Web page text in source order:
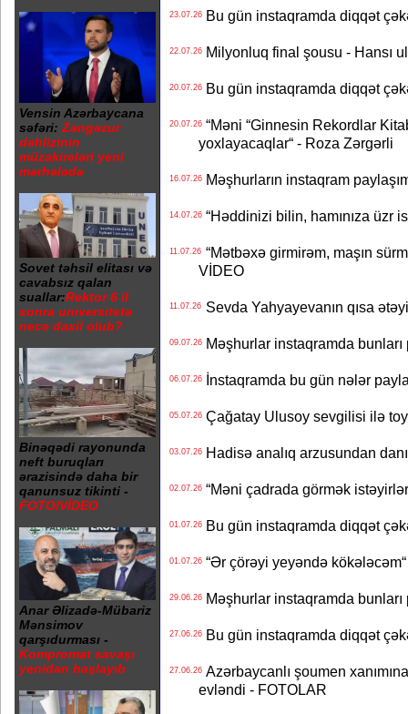
Vensin Azərbaycana
səfəri: Zəngəzur
dəhlizinin
müzakirələri yeni
mərhələdə
Sovet təhsil elitası və
cavabsız qalan
suallar:Rektor 6 il
sonra universitetə
necə daxil olub?
Binəqədi rayonunda
neft buruqları
ərazisində daha bir
qanunsuz tikinti -
FOTO/VİDEO
Anar Əlizadə-Mübariz
Mənsimov
qarşıdurması -
Kompromat savaşı
yenidən başlayıb
23.07.26Bu gün instaqramda diqqət
22.07.26Milyonluq final şousu - Hansı
20.07.26Bu gün instaqramda diqqət
20.07.26“Məni “Ginnesin Rekordlar
yoxlayacaqlar“ - Roza Zərgərli
16.07.26Məşhurların instaqram
14.07.26“Həddinizi bilin, hamınıza üzr
11.07.26“Mətbəxə girmirəm, maşın
VİDEO
11.07.26Sevda Yahyayevanın qısa
09.07.26Məşhurlar instaqramda bunları
06.07.26İnstaqramda bu gün nələr
05.07.26Çağatay Ulusoy sevgilisi ilə
03.07.26Hadisə analıq arzusundan
02.07.26“Məni çadrada görmək
01.07.26Bu gün instaqramda diqqət
01.07.26“Ər çörəyi yeyəndə kökələcəm“
29.06.26Məşhurlar instaqramda bunları
27.06.26Bu gün instaqramda diqqət
27.06.26Azərbaycanlı şoumen
evləndi - FOTOLAR